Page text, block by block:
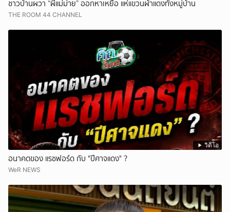
ชาวบ้านผวา “ผีแม่ม่าย” ออกหาเหยื่อ แห่แขวนผ้าแดงทั้งหมู่บ้าน
THE ROOM 44 CHANNEL
วิดีโอ
อนาคตของ แรชฟอร์ด กับ "ปีศาจแดง" ?
WeR NEWS